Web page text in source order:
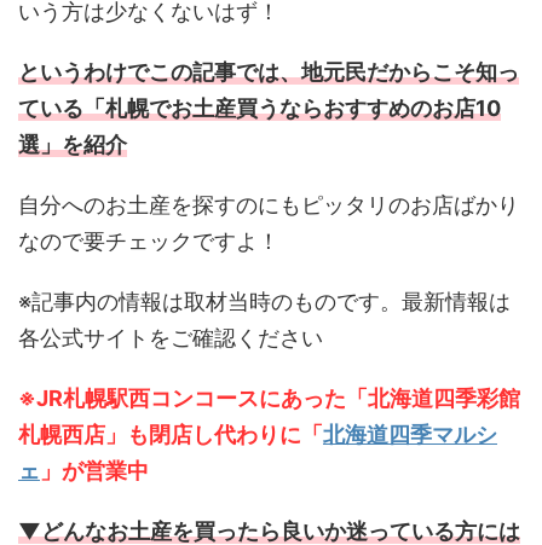
いう方は少なくないはず！
というわけでこの記事では、地元民だからこそ知っ
ている「札幌でお土産買うならおすすめのお店10
選」を紹介
自分へのお土産を探すのにもピッタリのお店ばかり
なので要チェックですよ！
※記事内の情報は取材当時のものです。最新情報は
各公式サイトをご確認ください
※JR札幌駅西コンコースにあった「北海道四季彩館
札幌西店」も閉店し代わりに「 北海道四季マルシ
ェ 」が営業中
▼どんなお土産を買ったら良いか迷っている方には